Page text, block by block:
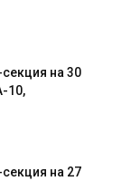
на 30
10,
на 27